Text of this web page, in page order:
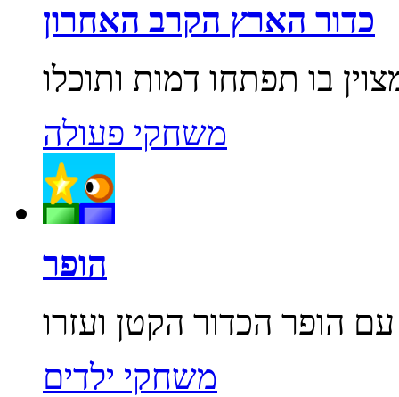
כדור הארץ הקרב האחרון
משחקי פעולה
הופר
משחקי ילדים